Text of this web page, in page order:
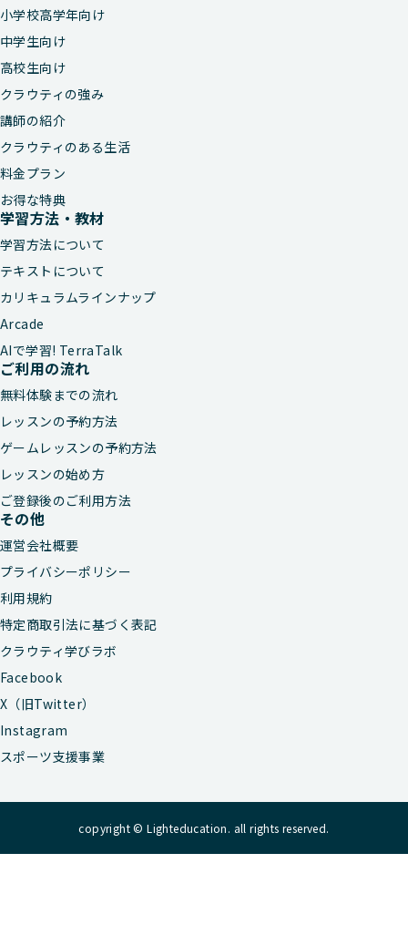
小学校高学年向け
中学生向け
高校生向け
クラウティの強み
講師の紹介
クラウティのある生活
料金プラン
お得な特典
学習方法・教材
学習方法について
テキストについて
カリキュラムラインナップ
Arcade
AIで学習! TerraTalk
ご利用の流れ
無料体験までの流れ
レッスンの予約方法
ゲームレッスンの予約方法
レッスンの始め方
ご登録後のご利用方法
その他
運営会社概要
プライバシーポリシー
利用規約
特定商取引法に基づく表記
クラウティ学びラボ
Facebook
X（旧Twitter）
Instagram
スポーツ支援事業
copyright © Lighteducation. all rights reserved.